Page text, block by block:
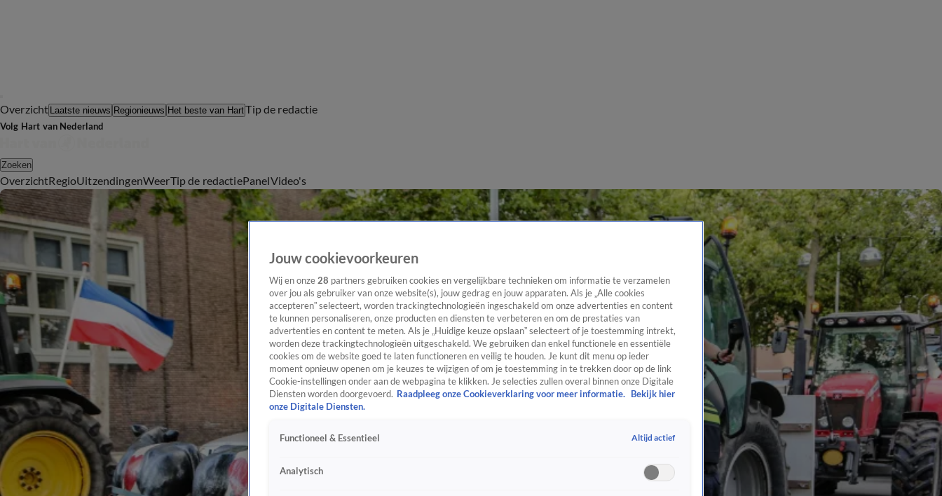
Overzicht Laatste nieuws Regionieuws Het beste van HartTip de redactie
Volg Hart van Nederland
Zoeken
OverzichtRegioUitzendingenWeerTip de redactiePanelVideo's
Jouw cookievoorkeuren
Wij en onze 28 partners gebruiken cookies en vergelijkbare technieken om informatie te verzamelen
over jou als gebruiker van onze website(s), jouw gedrag en jouw apparaten. Als je „Alle cookies
accepteren” selecteert, worden trackingtechnologieën ingeschakeld om onze advertenties en content
te kunnen personaliseren, onze producten en diensten te verbeteren en om de prestaties van
advertenties en content te meten. Als je „Huidige keuze opslaan” selecteert of je toestemming intrekt,
worden deze trackingtechnologieën uitgeschakeld. We gebruiken dan enkel functionele en essentiële
cookies om de website goed te laten functioneren en veilig te houden. Je kunt dit menu op ieder
moment opnieuw openen om je keuzes te wijzigen of om je toestemming in te trekken door op de link
Cookie-instellingen onder aan de webpagina te klikken. Je selecties zullen overal binnen onze Digitale
Diensten worden doorgevoerd. Raadpleeg onze Cookieverklaring voor meer informatie. Bekijk hier
onze Digitale Diensten.
Functioneel & Essentieel Altijd actief
Analytisch